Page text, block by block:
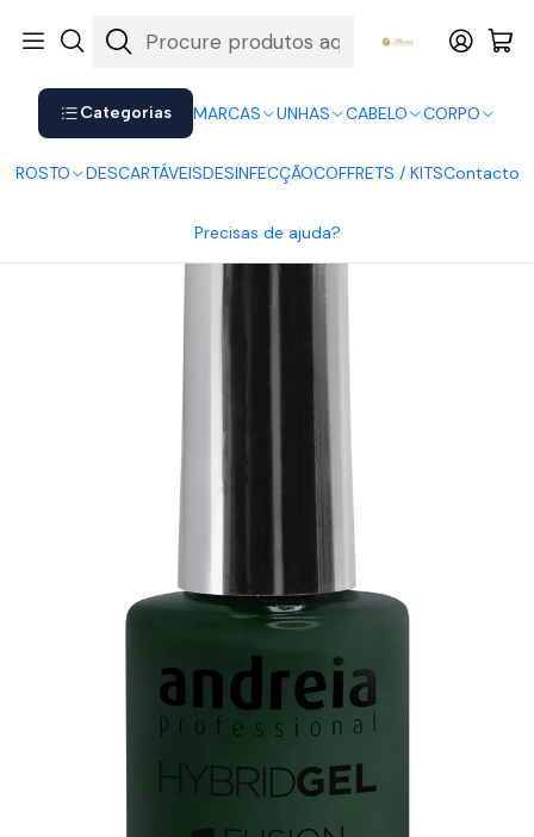
Categorias MARCAS UNHAS CABELO CORPO
ROSTO DESCARTÁVEISDESINFECÇÃOCOFFRETS / KITSContacto
Precisas de ajuda?
Shop now. Pay later with Klarna.
Andreia Vernizes HybridGel 65